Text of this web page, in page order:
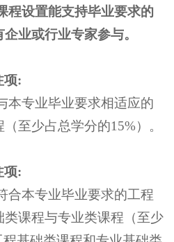
程设置能支持毕业要求的
企业或行业专家参与。
项:
本专业毕业要求相适应的
至少占总学分的15%）。
项:
合本专业毕业要求的工程
课程与专业类课程（至少